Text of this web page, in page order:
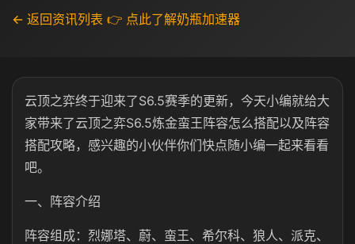
← 返回资讯列表 👉 点此了解奶瓶加速器
云顶之弈终于迎来了S6.5赛季的更新，今天小编就给大
家带来了云顶之弈S6.5炼金蛮王阵容怎么搭配以及阵容
搭配攻略，感兴趣的小伙伴你们快点随小编一起来看看
吧。
一、阵容介绍
阵容组成：烈娜塔、蔚、蛮王、希尔科、狼人、派克、